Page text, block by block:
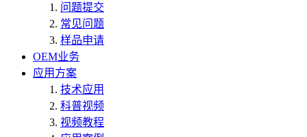
问题提交
常见问题
样品申请
OEM业务
应用方案
技术应用
科普视频
视频教程